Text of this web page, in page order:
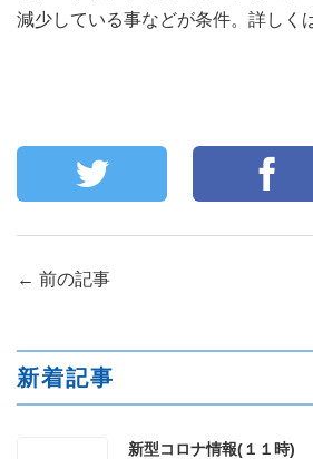
減少している事などが条件。詳しく
← 前の記事
新着記事
新型コロナ情報(１１時)